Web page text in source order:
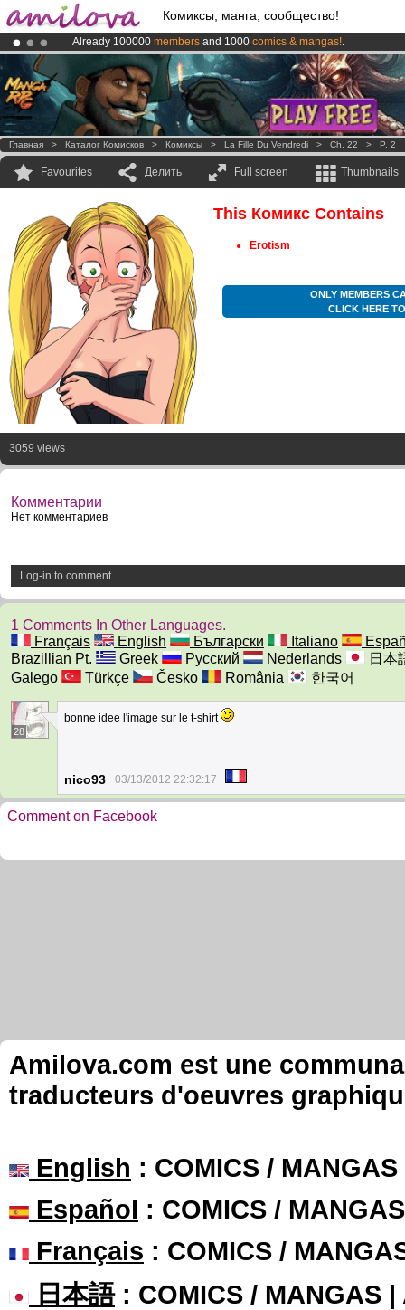
Комиксы, манга, сообщество!
Already 100000 members and 1000 comics & mangas!.
Premium membership from3.95 eurosper month !Get membership
AmilovaKickstarter is now LIVE!.
Главная > Каталог Комисков > Комиксы > La Fille Du Vendredi > Ch. 22 > P. 2
Favourites Делить Full screen Thumbnails
This Комикс Contains
Erotism
ONLY MEMBERS
CLICK HERE
3059 views
Комментарии
Нет комментариев
Log-in to comment
1 Comments In Other Languages.
Français
English Български Italiano
Brazillian Pt.
Greek Русский Nederlands
日本
Galego
Türkçe Česko România 한국어
28
bonne idee l'image sur le t-shirt
nico93 03/13/2012 22:32:17
Comment on Facebook
Amilova.com est une
traducteurs d'oeuvres
English : COMICS /
Español : COMICS /
Français : COMICS /
日本語: COMICS / MANGAS |